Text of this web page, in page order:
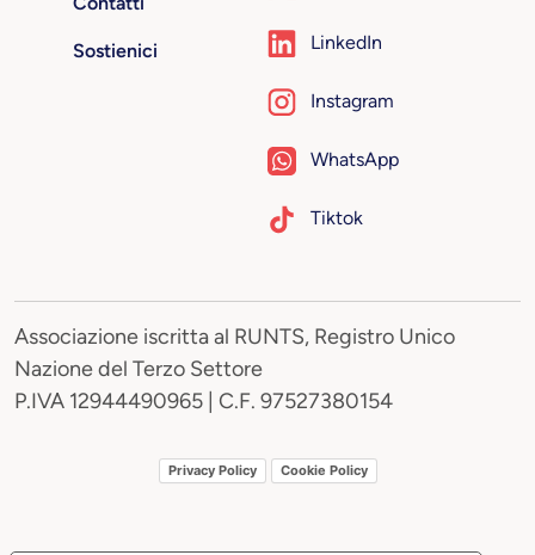
Sostienici LinkedIn
Instagram
WhatsApp
Tiktok
Associazione iscritta al RUNTS, Registro Unico
Nazione del Terzo Settore
P.IVA 12944490965 | C.F. 97527380154
Privacy Policy Cookie Policy